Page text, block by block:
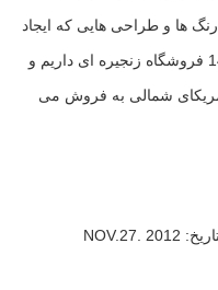
ها و طراحی هایی که ایجاد
ما بیش از 140 فروشگاه زنجیره ای داریم و
شمالی به فروش می
2012